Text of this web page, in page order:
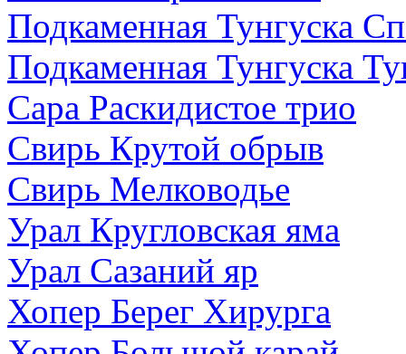
Подкаменная Тунгуска
Подкаменная Тунгуска
Сара Раскидистое трио
Свирь Крутой обрыв
Свирь Мелководье
Урал Кругловская яма
Урал Сазаний яр
Хопер Берег Хирурга